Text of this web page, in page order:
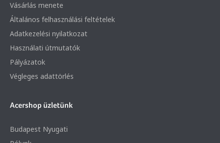
Vásárlás menete
Általános felhasználási feltételek
Adatkezelési nyilatkozat
Használati útmutatók
Pályázatok
Végleges adattörlés
Acershop üzletünk
Budapest Nyugati